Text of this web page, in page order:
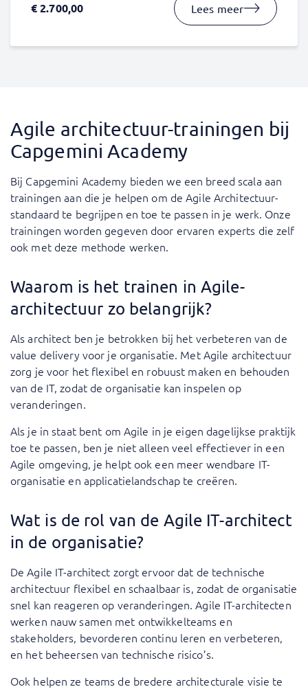
€2.700,00 Lees meer
Agile architectuur-trainingen bij
Capgemini Academy
Bij Capgemini Academy bieden we een breed scala aan
trainingen aan die je helpen om de Agile Architectuur-
standaard te begrijpen en toe te passen in je werk. Onze
trainingen worden gegeven door ervaren experts die zelf
ook met deze methode werken.
Waarom is het trainen in Agile-
architectuur zo belangrijk?
Als architect ben je betrokken bij het verbeteren van de
value delivery voor je organisatie. Met Agile architectuur
zorg je voor het flexibel en robuust maken en behouden
van de IT, zodat de organisatie kan inspelen op
veranderingen.
Als je in staat bent om Agile in je eigen dagelijkse praktijk
toe te passen, ben je niet alleen veel effectiever in een
Agile omgeving, je helpt ook een meer wendbare IT-
organisatie en applicatielandschap te creëren.
Wat is de rol van de Agile IT-architect
in de organisatie?
De Agile IT-architect zorgt ervoor dat de technische
architectuur flexibel en schaalbaar is, zodat de organisatie
snel kan reageren op veranderingen. Agile IT-architecten
werken nauw samen met ontwikkelteams en
stakeholders, bevorderen continu leren en verbeteren,
en het beheersen van technische risico’s.
Ook helpen ze teams de bredere architecturale visie te